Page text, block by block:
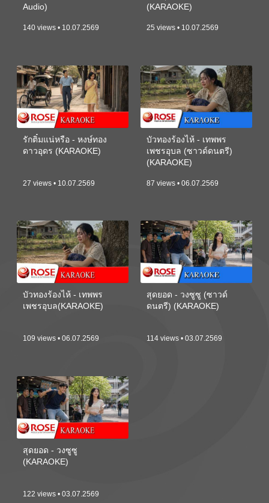
Audio)
140 views • 10.07.2569
(KARAOKE)
25 views • 10.07.2569
รักติ๋มแน่หรือ - หงษ์ทอง
ดาวอุดร (KARAOKE)
27 views • 10.07.2569
บัวทองร้องไห้ - เทพพร
เพชรอุบล (ซาวด์ดนตรี)
(KARAOKE)
87 views • 06.07.2569
บัวทองร้องไห้ - เทพพร
เพชรอุบล(KARAOKE)
109 views • 06.07.2569
สุดยอด - วงซูซู (ซาวด์
ดนตรี) (KARAOKE)
114 views • 03.07.2569
สุดยอด - วงซูซู
(KARAOKE)
122 views • 03.07.2569